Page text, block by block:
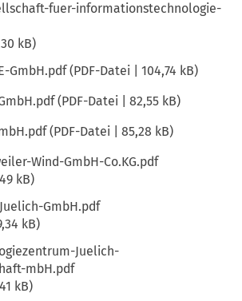
fuer-informationstechnologie-
kB
GmbH.pdf PDF-Datei
104,74 kB
PDF-Datei
82,55 kB
PDF-Datei
85,28 kB
Wind-GmbH-Co.KG.pdf
kB
GmbH.pdf
kB
Juelich-
mbH.pdf
kB